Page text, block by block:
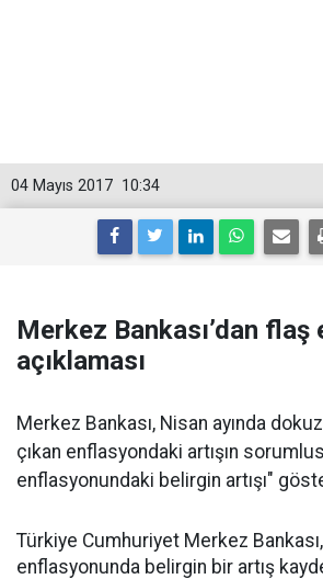
10:34
04 Mayıs 2017
Merkez Bankası’dan
açıklaması
Merkez Bankası, Nisan ayında
çıkan enflasyondaki artışın
enflasyonundaki belirgin artışı"
Türkiye Cumhuriyet Merkez Bankası,
enflasyonunda belirgin bir artış